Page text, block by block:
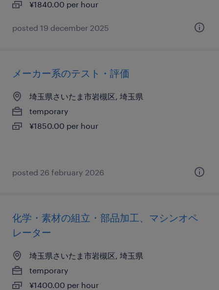
¥1840.00 per hour
posted 19 december 2025
メーカー系のテスト・評価
埼玉県さいたま市岩槻区, 埼玉県
temporary
¥1850.00 per hour
posted 26 february 2026
化学・素材の組立・部品加工、マシンオペ
レーター
埼玉県さいたま市岩槻区, 埼玉県
temporary
¥1400.00 per hour